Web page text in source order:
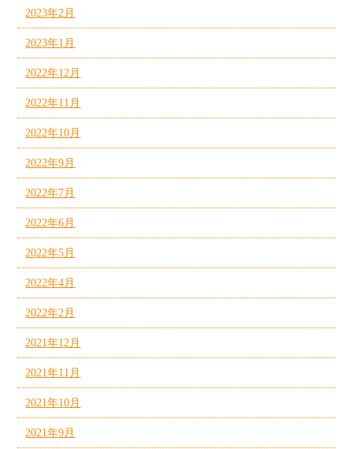
2023年2月
2023年1月
2022年12月
2022年11月
2022年10月
2022年9月
2022年7月
2022年6月
2022年5月
2022年4月
2022年2月
2021年12月
2021年11月
2021年10月
2021年9月